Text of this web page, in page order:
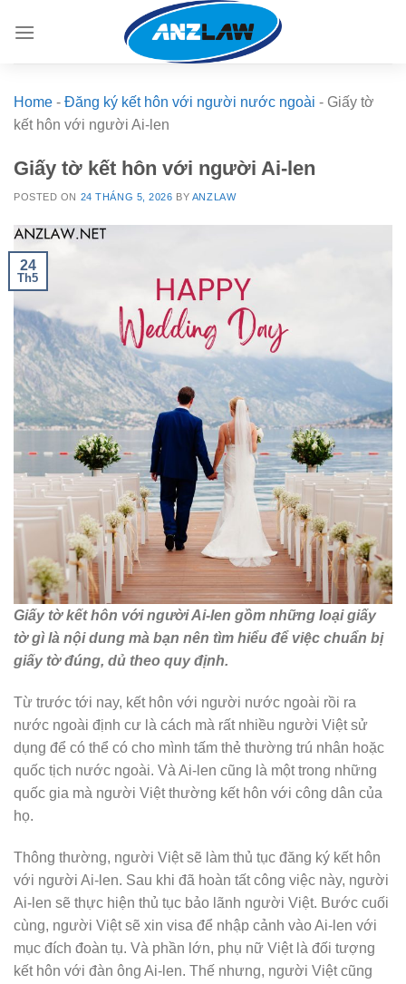
Home - Đăng ký kết hôn với người nước ngoài - Giấy tờ
kết hôn với người Ai-len
Giấy tờ kết hôn với người Ai-len
POSTED ON 24 THÁNG 5, 2026 BY ANZLAW
24
Th5
Giấy tờ kết hôn với người Ai-len gồm những loại giấy
tờ gì là nội dung mà bạn nên tìm hiểu để việc chuẩn bị
giấy tờ đúng, dủ theo quy định.
Từ trước tới nay, kết hôn với người nước ngoài rồi ra
nước ngoài định cư là cách mà rất nhiều người Việt sử
dụng để có thể có cho mình tấm thẻ thường trú nhân hoặc
quốc tịch nước ngoài. Và Ai-len cũng là một trong những
quốc gia mà người Việt thường kết hôn với công dân của
họ.
Thông thường, người Việt sẽ làm thủ tục đăng ký kết hôn
với người Ai-len. Sau khi đã hoàn tất công việc này, người
Ai-len sẽ thực hiện thủ tục bảo lãnh người Việt. Bước cuối
cùng, người Việt sẽ xin visa để nhập cảnh vào Ai-len với
mục đích đoàn tụ. Và phần lớn, phụ nữ Việt là đối tượng
kết hôn với đàn ông Ai-len. Thế nhưng, người Việt cũng